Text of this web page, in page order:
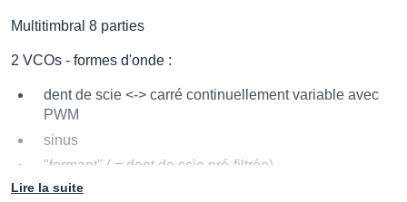
Multitimbral 8 parties
2 VCOs - formes d'onde :
dent de scie <-> carré continuellement variable avec
PWM
sinus
"formant" ( = dent de scie pré-filtrée)
bruit blanc, rose ou bleu (?)
Lire la suite